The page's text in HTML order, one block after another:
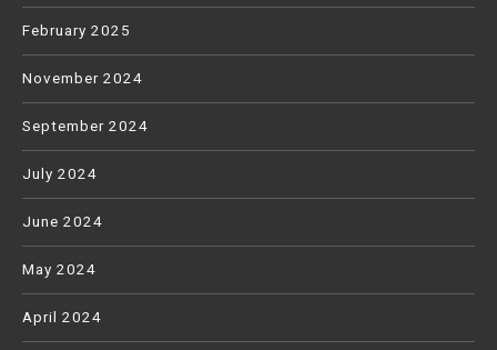
February 2025
November 2024
September 2024
July 2024
June 2024
May 2024
April 2024